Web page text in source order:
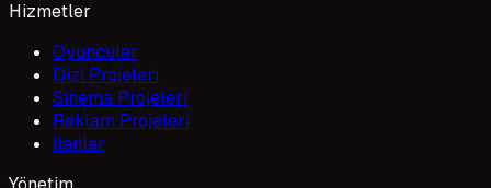
Hizmetler
Oyuncular
Dizi Projeleri
Sinema Projeleri
Reklam Projeleri
İlanlar